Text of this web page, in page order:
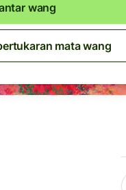
wang
mata wang